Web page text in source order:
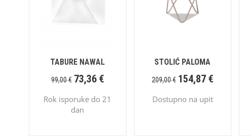
TABURE NAWAL
99,00€ 73,36 €
Rok isporuke do 21
dan
STOLIĆ PALOMA
209,00€ 154,87 €
Dostupno na upit